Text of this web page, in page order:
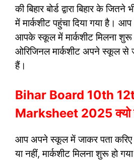
की बिहार बोर्ड द्वारा बिहार के
में मार्कशीट पहुंचा दिया गया है।
आपके स्कूल में मार्कशीट मिलना शुरू
ओरिजिनल मार्कशीट अपने स्कूल से
हैं।
Bihar Board 10th
Marksheet 2025 क्यो
आप अपने स्कूल में जाकर पता करिए
या नहीं, मार्कशीट मिलना शुरू हो